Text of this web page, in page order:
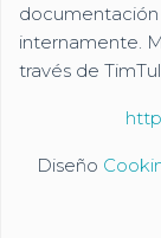
internamente.
través de
Diseño